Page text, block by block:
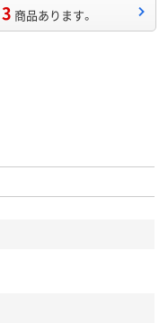
3 商品あります。